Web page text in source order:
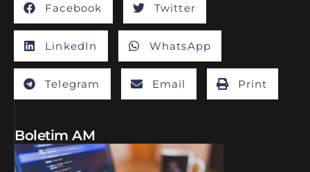
Facebook Twitter
LinkedIn WhatsApp
Telegram Email Print
Boletim AM